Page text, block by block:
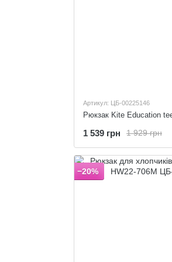
Артикул: ЦБ-00225146
Рюкзак Kite Education
1 929 грн
1 539 грн
−20%